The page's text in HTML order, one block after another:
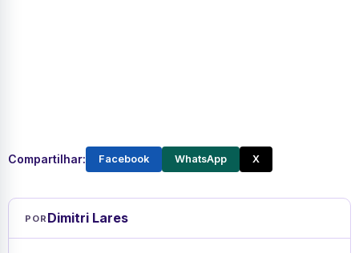
Compartilhar: Facebook WhatsApp X
POR Dimitri Lares